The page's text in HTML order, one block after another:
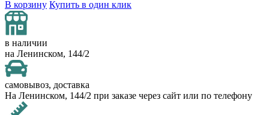
В корзину Купить в один клик
в наличии
на Ленинском, 144/2
самовывоз, доставка
На Ленинском, 144/2 при заказе через сайт или по телефону